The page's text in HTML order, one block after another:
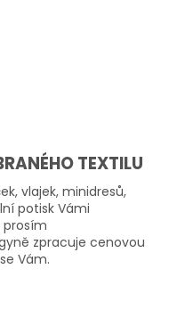
TEXTILU
vlajek, minidresů,
potisk Vámi
zpracuje cenovou
Vám.